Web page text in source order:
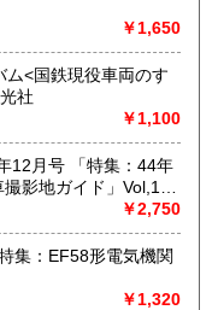
一般（その他）
￥1,650
<国鉄現役車両のす
社
￥1,100
12月号 「特集：44年
影地ガイド」Vol,19
￥2,750
集：EF58形電気機関
￥1,320